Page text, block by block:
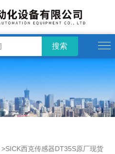
>SICK西克传感器DT35S原厂现货